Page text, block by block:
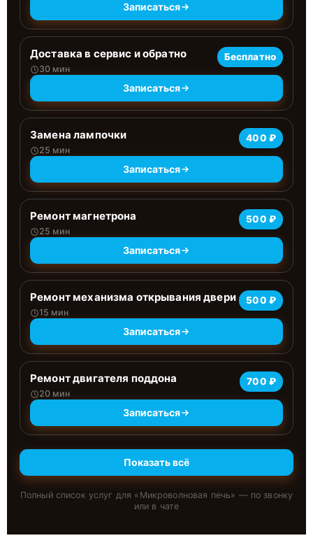
Записаться
Доставка в сервис и обратно
30 мин
Бесплатно
Записаться
Замена лампочки
25 мин
400 ₽
Записаться
Ремонт магнетрона
25 мин
500 ₽
Записаться
Ремонт механизма открывания двери
15 мин
500 ₽
Записаться
Ремонт двигателя поддона
20 мин
700 ₽
Записаться
Показать всё
Полный список услуг для « Микроволновая печь» — по звонку
или в чате